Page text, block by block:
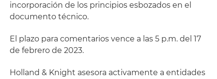
incorporación de los principios esbozados en el
documento técnico.
El plazo para comentarios vence a las 5 p.m. del 17
de febrero de 2023.
Holland & Knight asesora activamente a entidades